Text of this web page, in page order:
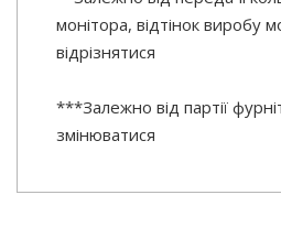
монітора, відтінок виробу
відрізнятися
***Залежно від партії
змінюватися